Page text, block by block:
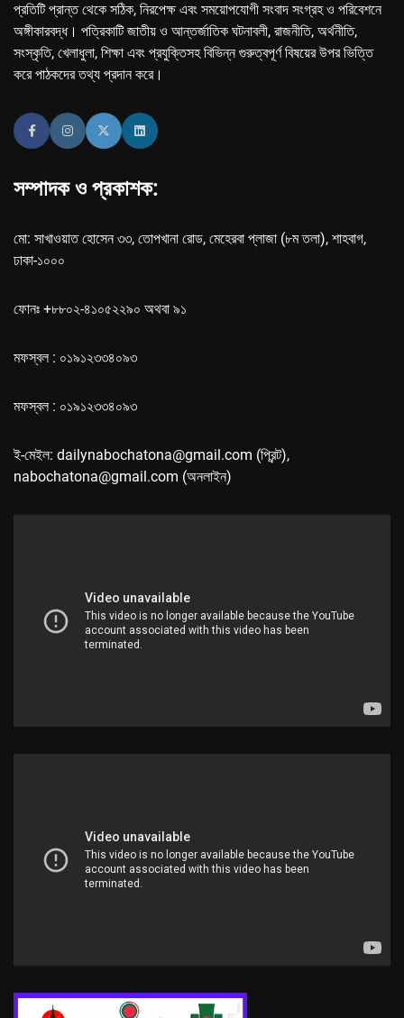
প্রতিটি প্রান্ত থেকে সঠিক, নিরপেক্ষ এবং সময়োপযোগী সংবাদ সংগ্রহ ও পরিবেশনে
অঙ্গীকারবদ্ধ। পত্রিকাটি জাতীয় ও আন্তর্জাতিক ঘটনাবলী, রাজনীতি, অর্থনীতি,
সংস্কৃতি, খেলাধুলা, শিক্ষা এবং প্রযুক্তিসহ বিভিন্ন গুরুত্বপূর্ণ বিষয়ের উপর ভিত্তি
করে পাঠকদের তথ্য প্রদান করে।
সম্পাদক ও প্রকাশক:
মো: সাখাওয়াত হোসেন ৩৩, তোপখানা রোড, মেহেরবা প্লাজা (৮ম তলা), শাহবাগ,
ঢাকা-১০০০
ফোনঃ +৮৮০২-৪১০৫২২৯০ অথবা ৯১
মফস্বল : ০১৯১২৩৩৪০৯৩
মফস্বল : ০১৯১২৩৩৪০৯৩
ই-মেইল: dailynabochatona@gmail.com (প্রিন্ট),
nabochatona@gmail.com (অনলাইন)